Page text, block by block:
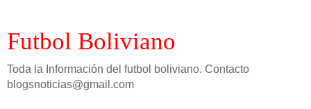
Futbol Boliviano
Toda la Información del futbol boliviano. Contacto
blogsnoticias@gmail.com